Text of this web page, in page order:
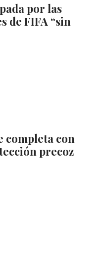
por las
de FIFA “sin
completa con
precoz